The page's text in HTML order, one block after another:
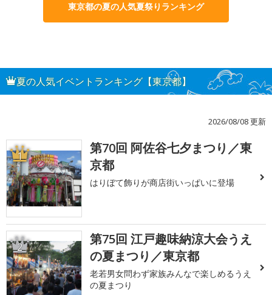
東京都の夏の人気夏祭りランキング
夏の人気イベントランキング【東京都】
2026/08/08 更新
1
第70回 阿佐谷七夕まつり／東
京都
はりぼて飾りが商店街いっぱいに登場
2
第75回 江戸趣味納涼大会うえ
の夏まつり／東京都
老若男女問わず家族みんなで楽しめるうえ
の夏まつり